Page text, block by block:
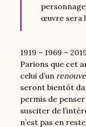
œuvre sera
1919 – 1969 –
Parions que cet
celui d’un
seront bientôt
permis de
susciter de
n’est pas en